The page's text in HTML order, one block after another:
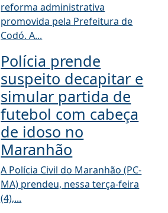
reforma administrativa
promovida pela Prefeitura de
Codó. A...
Polícia prende
suspeito decapitar e
simular partida de
futebol com cabeça
de idoso no
Maranhão
A Polícia Civil do Maranhão (PC-
MA) prendeu, nessa terça-feira
(4),...